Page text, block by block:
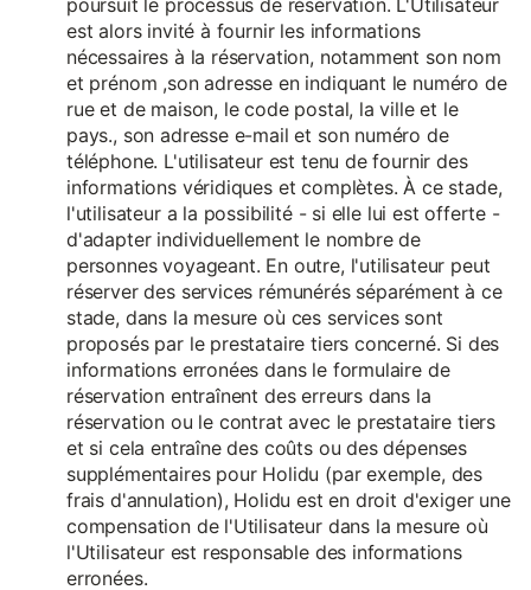
poursuit le processus de réservation. L'Utilisateur
est alors invité à fournir les informations
nécessaires à la réservation, notamment son nom
et prénom ,son adresse en indiquant le numéro de
rue et de maison, le code postal, la ville et le
pays., son adresse e-mail et son numéro de
téléphone. L'utilisateur est tenu de fournir des
informations véridiques et complètes. À ce stade,
l'utilisateur a la possibilité - si elle lui est offerte -
d'adapter individuellement le nombre de
personnes voyageant. En outre, l'utilisateur peut
réserver des services rémunérés séparément à ce
stade, dans la mesure où ces services sont
proposés par le prestataire tiers concerné. Si des
informations erronées dans le formulaire de
réservation entraînent des erreurs dans la
réservation ou le contrat avec le prestataire tiers
et si cela entraîne des coûts ou des dépenses
supplémentaires pour Holidu (par exemple, des
frais d'annulation), Holidu est en droit d'exiger une
compensation de l'Utilisateur dans la mesure où
l'Utilisateur est responsable des informations
erronées.